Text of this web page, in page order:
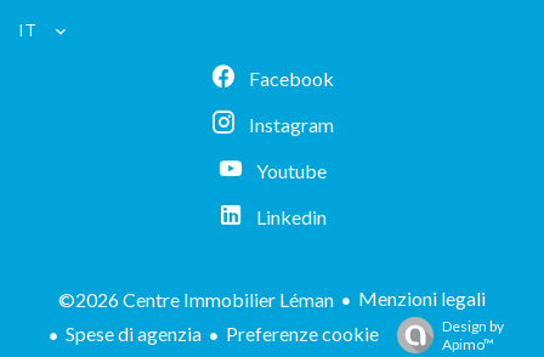
IT
Facebook
Instagram
Youtube
Linkedin
©2026 Centre Immobilier Léman
Menzioni legali
Spese di agenzia
Preferenze cookie
Design by
Apimo™